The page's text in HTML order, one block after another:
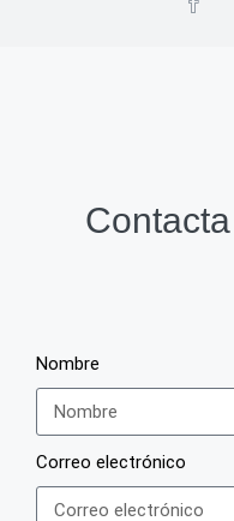
Nombre
Correo electrónico